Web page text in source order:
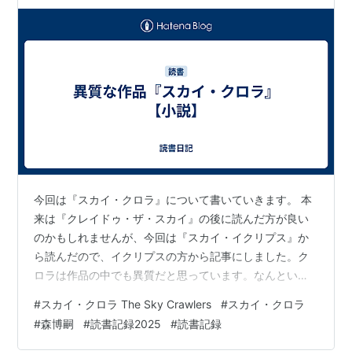
今回は『スカイ・クロラ』について書いていきます。 本
来は『クレイドゥ・ザ・スカイ』の後に読んだ方が良い
のかもしれませんが、今回は『スカイ・イクリプス』か
ら読んだので、イクリプスの方から記事にしました。ク
ロラは作品の中でも異質だと思っています。なんという
たような異質さを感じさせます。今までのは何だったの
か？というように感じられるようなところもあります。
なので、これはシリーズの中でも随分独立したものだと
#スカイ・クロラ The Sky Crawlers #スカイ・クロラ
#森博嗣 #読書記録2025 #読書記録